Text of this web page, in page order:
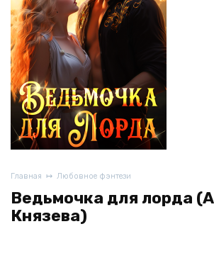
Главная Любовное фэнтези
Ведьмочка для лорда
Князева)